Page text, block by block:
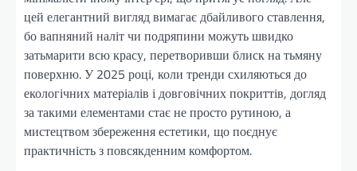
цей елегантний вигляд вимагає дбайливого ставлення,
бо вапняний наліт чи подряпини можуть швидко
затьмарити всю красу, перетворивши блиск на тьмяну
поверхню. У 2025 році, коли тренди схиляються до
екологічних матеріалів і довговічних покриттів, догляд
за такими елементами стає не просто рутиною, а
мистецтвом збереження естетики, що поєднує
практичність з повсякденним комфортом.